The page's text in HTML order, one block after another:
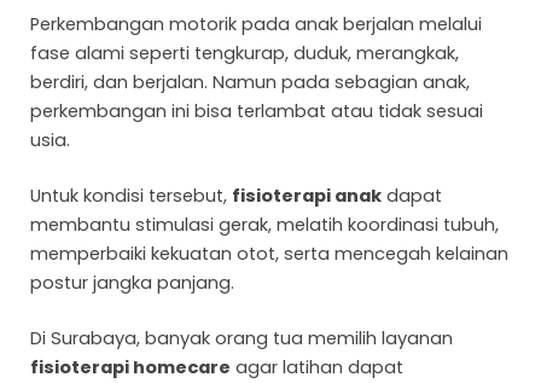
Perkembangan motorik pada anak berjalan melalui
fase alami seperti tengkurap, duduk, merangkak,
berdiri, dan berjalan. Namun pada sebagian anak,
perkembangan ini bisa terlambat atau tidak sesuai
usia.
Untuk kondisi tersebut, fisioterapi anak dapat
membantu stimulasi gerak, melatih koordinasi tubuh,
memperbaiki kekuatan otot, serta mencegah kelainan
postur jangka panjang.
Di Surabaya, banyak orang tua memilih layanan
fisioterapi homecare agar latihan dapat